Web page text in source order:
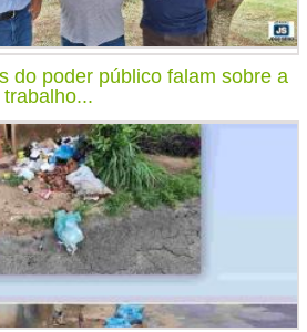
do poder público falam sobre a